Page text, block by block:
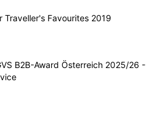
Traveller's Favourites 2019
B2B-Award Österreich 2025/26 -